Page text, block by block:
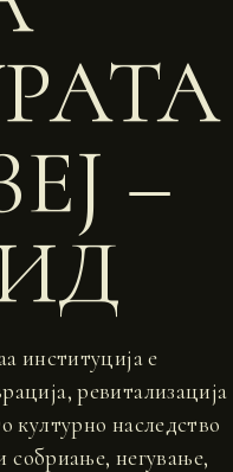
–
институција е
ревитализација
културно наследство
негување,